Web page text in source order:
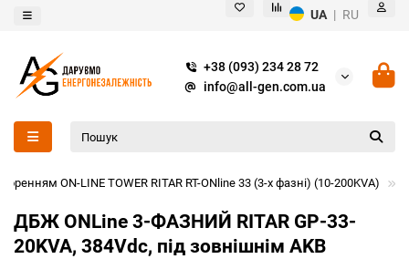
UA | RU
+38 (093) 234 28 72
info@all-gen.com.ua
ON-LINE TOWER RITAR RT-ONline 33 (3-х фазні) (10-200KVA)
ДБЖ ONLine 3-ФАЗНИЙ RITAR GP-33-
20KVA, 384Vdc, під зовнішнім AKB